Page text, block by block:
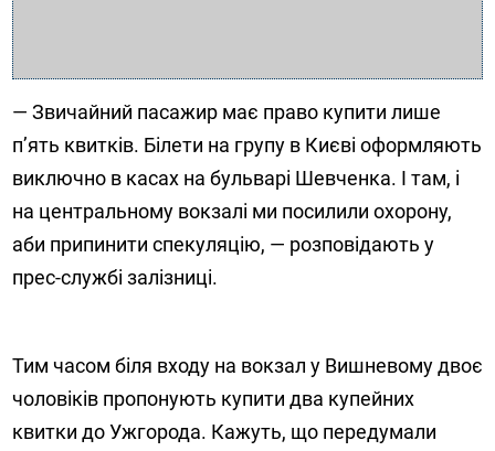
— Звичайний пасажир має право купити лише
п’ять квитків. Білети на групу в Києві оформляють
виключно в касах на бульварі Шевченка. І там, і
на центральному вокзалі ми посилили охорону,
аби припинити спекуляцію, — розповідають у
прес-службі залізниці.
Тим часом біля входу на вокзал у Вишневому двоє
чоловіків пропонують купити два купейних
квитки до Ужгорода. Кажуть, що передумали